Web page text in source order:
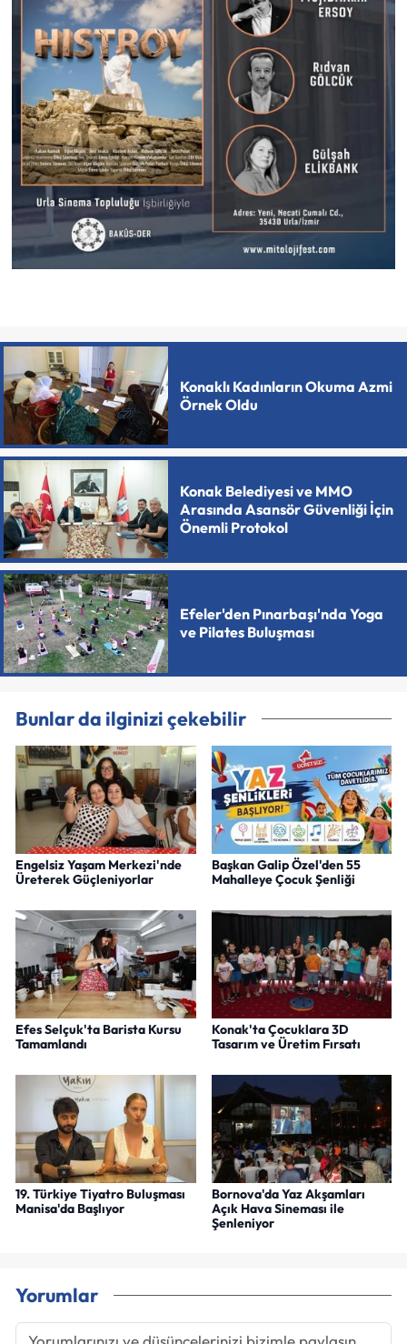
Konaklı Kadınların Okuma Azmi
Örnek Oldu
Konak Belediyesi ve MMO
Arasında Asansör Güvenliği İçin
Önemli Protokol
Efeler'den Pınarbaşı'nda Yoga
ve Pilates Buluşması
Bunlar da ilginizi çekebilir
Engelsiz Yaşam Merkezi'nde
Üreterek Güçleniyorlar
Başkan Galip Özel'den 55
Mahalleye Çocuk Şenliği
Efes Selçuk'ta Barista Kursu
Tamamlandı
Konak'ta Çocuklara 3D
Tasarım ve Üretim Fırsatı
19. Türkiye Tiyatro Buluşması
Manisa'da Başlıyor
Bornova'da Yaz Akşamları
Açık Hava Sineması ile
Şenleniyor
Yorumlar